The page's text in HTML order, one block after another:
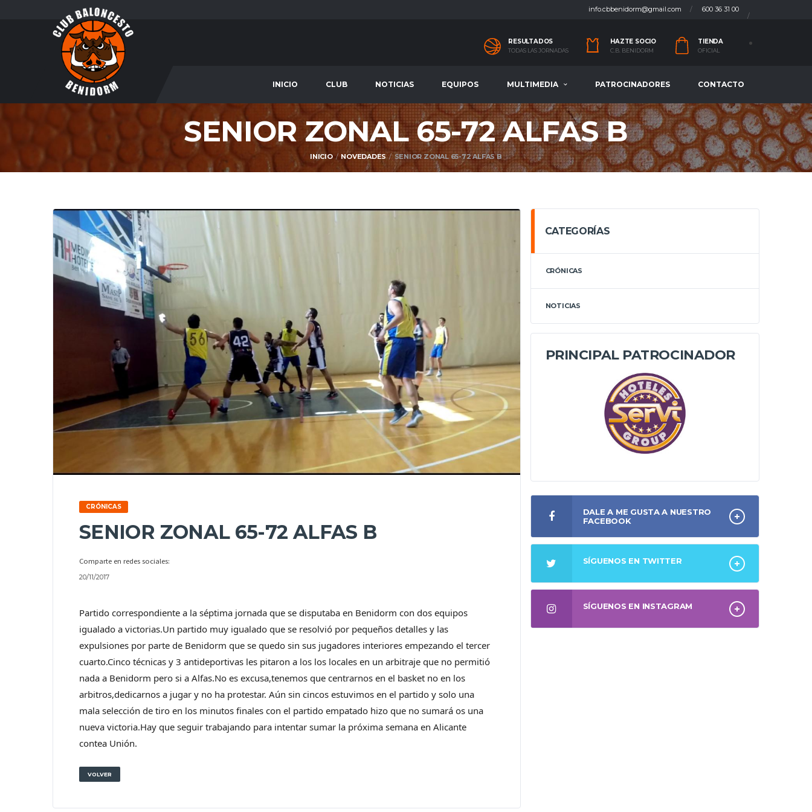
600 36 31 00
info.cbbenidorm@gmail.com
RESULTADOS
TODAS LAS JORNADAS
HAZTE SOCIO
C.B. BENIDORM
TIENDA
OFICIAL
INICIO CLUB NOTICIAS EQUIPOS MULTIMEDIA PATROCINADORES CONTACTO
SENIOR ZONAL 65-72 ALFAS B
INICIO NOVEDADES SENIOR ZONAL 65-72 ALFAS B
CRÓNICAS
SENIOR ZONAL 65-72 ALFAS B
Comparte en redes sociales:
20/11/2017
Partido correspondiente a la séptima jornada que se disputaba en Benidorm con dos equipos
igualado a victorias.Un partido muy igualado que se resolvió por pequeños detalles y las
expulsiones por parte de Benidorm que se quedo sin sus jugadores interiores empezando el tercer
cuarto.Cinco técnicas y 3 antideportivas les pitaron a los los locales en un arbitraje que no permitió
nada a Benidorm pero si a Alfas.No es excusa,tenemos que centrarnos en el basket no en los
arbitros,dedicarnos a jugar y no ha protestar. Aún sin cincos estuvimos en el partido y solo una
mala selección de tiro en los minutos finales con el partido empatado hizo que no sumará os una
nueva victoria.Hay que seguir trabajando para intentar sumar la próxima semana en Alicante
contea Unión.
VOLVER
CATEGORÍAS
CRÓNICAS
NOTICIAS
PRINCIPAL PATROCINADOR
DALE A ME GUSTA A NUESTRO
FACEBOOK
SÍGUENOS EN TWITTER
SÍGUENOS EN INSTAGRAM